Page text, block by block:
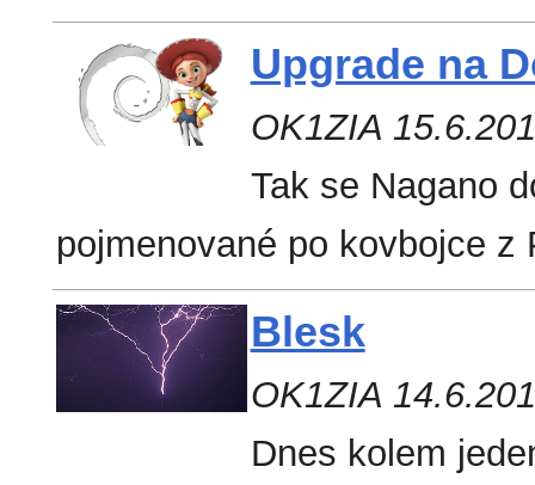
Upgrade na
OK1ZIA
Tak se Nagano
pojmenované po kovbojce
Blesk
OK1ZIA
Dnes kolem